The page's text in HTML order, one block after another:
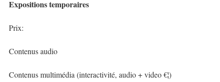
Expositions temporaires
Prix:
Contenus audio
Contenus multimédia (interactivité, audio + video €¦)